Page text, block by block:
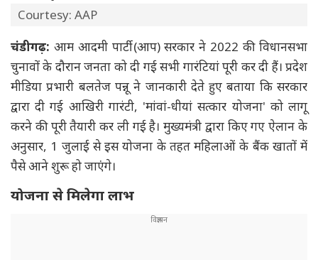
Courtesy: AAP
चंडीगढ़: आम आदमी पार्टी (आप) सरकार ने 2022 की विधानसभा
चुनावों के दौरान जनता को दी गई सभी गारंटियां पूरी कर दी हैं। प्रदेश
मीडिया प्रभारी बलतेज पन्नू ने जानकारी देते हुए बताया कि सरकार
द्वारा दी गई आखिरी गारंटी, 'मांवां-धीयां सत्कार योजना' को लागू
करने की पूरी तैयारी कर ली गई है। मुख्यमंत्री द्वारा किए गए ऐलान के
अनुसार, 1 जुलाई से इस योजना के तहत महिलाओं के बैंक खातों में
पैसे आने शुरू हो जाएंगे।
योजना से मिलेगा लाभ